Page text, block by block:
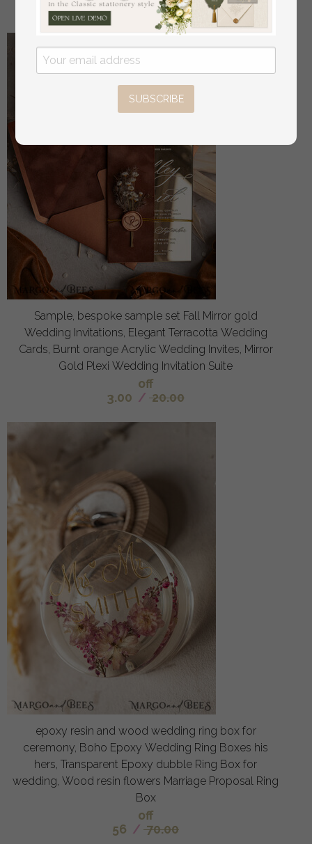
22/28.00
Sample, bespoke sample set Fall Mirror gold
Wedding Invitations, Elegant Terracotta Wedding
Cards, Burnt orange Acrylic Wedding Invites, Mirror
Gold Plexi Wedding Invitation Suite
off
3.00 / 20.00
epoxy resin and wood wedding ring box for
ceremony, Boho Epoxy Wedding Ring Boxes his
hers, Transparent Epoxy dubble Ring Box for
wedding, Wood resin flowers Marriage Proposal Ring
Box
off
56 / 70.00
SUBSCRIBE